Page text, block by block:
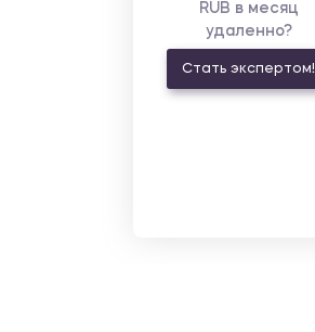
RUB в месяц
удаленно?
Стать экспертом!